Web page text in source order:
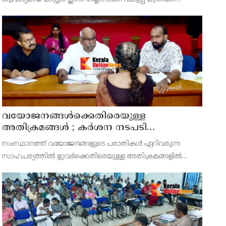
അറിയിച്ചു. ഡിപ്പോയ്ക്ക് നാല് ഏക്കറിൽ അധികം വരുന്ന
സ്ഥലമുണ്ട്
വയോജനങ്ങൾക്കെതിരെയുള്ള
അതിക്രമങ്ങൾ ; കർശന നടപടി
സ്വീകരിക്കുമെന്ന് കമ്മീഷൻ
സംസ്ഥാനത്ത് വയോജനങ്ങളുടെ പരാതികൾ ഏറിവരുന്ന
സാഹചര്യത്തിൽ ഇവർക്കെതിരെയുള്ള അതിക്രമങ്ങളിൽ
ചെയർമാൻ അഡ്വ. കെ. സോമപ്രസാദ്.